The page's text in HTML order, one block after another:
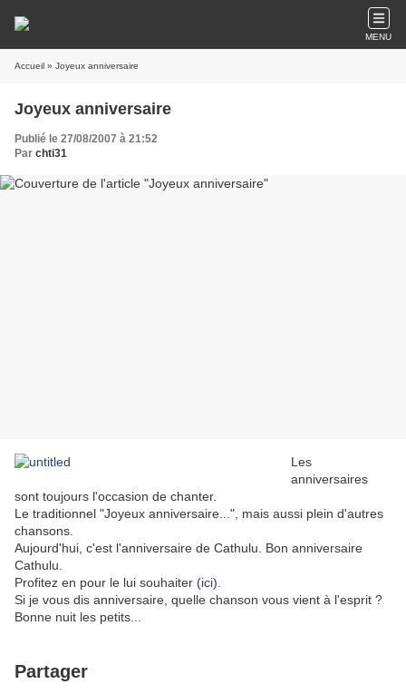
MENU
Accueil » Joyeux anniversaire
Joyeux anniversaire
Publié le 27/08/2007 à 21:52
Par chti31
Les
anniversaires
sont toujours l'occasion de chanter.
Le traditionnel "Joyeux anniversaire...", mais aussi plein d'autres
chansons.
Aujourd'hui, c'est l'anniversaire de Cathulu. Bon anniversaire
Cathulu.
Profitez en pour le lui souhaiter (ici).
Si je vous dis anniversaire, quelle chanson vous vient à l'esprit ?
Bonne nuit les petits...
Partager